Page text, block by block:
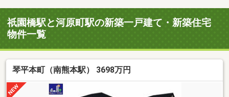
祇園橋駅と河原町駅の新築一戸建て・新築住宅
物件一覧
琴平本町（南熊本駅） 3698万円